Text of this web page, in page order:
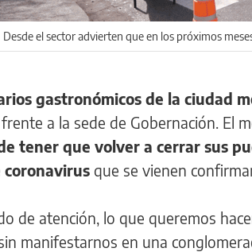
Desde el sector advierten que en los próximos
gastronómicos de la ciudad
, frente a la sede de Gobernación. El
tener que volver a cerrar sus
coronavirus que se vienen
de atención, lo que queremos
manifestarnos en una